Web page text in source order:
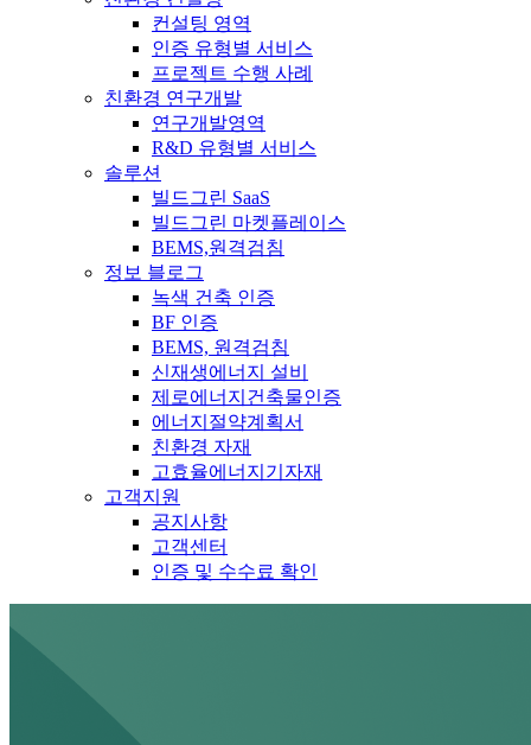
컨설팅 영역
인증 유형별 서비스
프로젝트 수행 사례
친환경 연구개발
연구개발영역
R&D 유형별 서비스
솔루션
빌드그린 SaaS
빌드그린 마켓플레이스
BEMS,원격검침
정보 블로그
녹색 건축 인증
BF 인증
BEMS, 원격검침
신재생에너지 설비
제로에너지건축물인증
에너지절약계획서
친환경 자재
고효율에너지기자재
고객지원
공지사항
고객센터
인증 및 수수료 확인